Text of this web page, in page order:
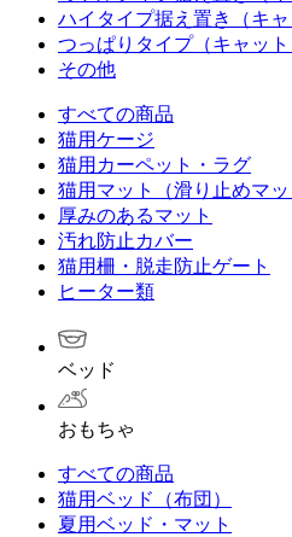
ハイタイプ据え置き（キャ
つっぱりタイプ（キャット
その他
すべての商品
猫用ケージ
猫用カーペット・ラグ
猫用マット（滑り止めマッ
厚みのあるマット
汚れ防止カバー
猫用柵・脱走防止ゲート
ヒーター類
ベッド
おもちゃ
すべての商品
猫用ベッド（布団）
夏用ベッド・マット